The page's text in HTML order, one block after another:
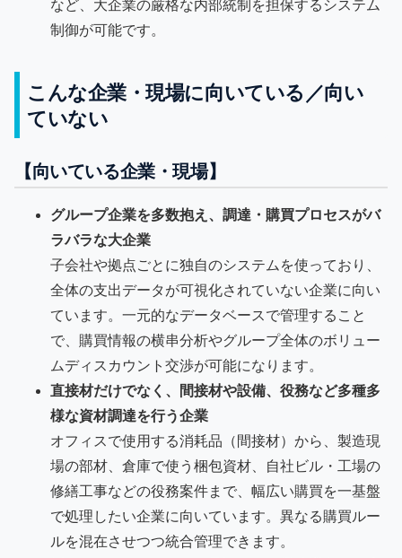
など、大企業の厳格な内部統制を担保するシステム
制御が可能です。
こんな企業・現場に向いている／向い
ていない
【向いている企業・現場】
グループ企業を多数抱え、調達・購買プロセスがバ
ラバラな大企業
子会社や拠点ごとに独自のシステムを使っており、
全体の支出データが可視化されていない企業に向い
ています。一元的なデータベースで管理すること
で、購買情報の横串分析やグループ全体のボリュー
ムディスカウント交渉が可能になります。
直接材だけでなく、間接材や設備、役務など多種多
様な資材調達を行う企業
オフィスで使用する消耗品（間接材）から、製造現
場の部材、倉庫で使う梱包資材、自社ビル・工場の
修繕工事などの役務案件まで、幅広い購買を一基盤
で処理したい企業に向いています。異なる購買ルー
ルを混在させつつ統合管理できます。